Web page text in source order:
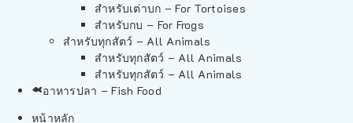
สำหรับเต่าบก – For Tortoises
สำหรับกบ – For Frogs
สำหรับทุกสัตว์ – All Animals
สำหรับทุกสัตว์ – All Animals
สำหรับทุกสัตว์ – All Animals
อาหารปลา – Fish Food
หน้าหลัก